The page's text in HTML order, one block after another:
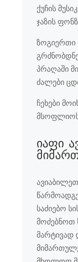
ქუჩის
ჯაზის
ზოგიერთი
პრაღაში
ძალები
ჩეხები
მსოფლიოს
იაფი
საძიებო
მოძებნოთ
მარტივად